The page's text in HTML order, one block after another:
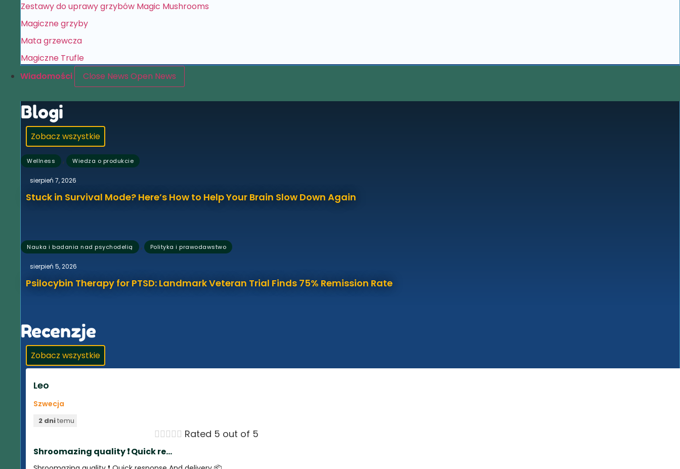
Zestawy do uprawy grzybów Magic Mushrooms
Magiczne grzyby
Mata grzewcza
Magiczne Trufle
Wiadomości
Close News Open News
Blogi
Zobacz wszystkie
Wellness , Wiedza o produkcie
sierpień 7, 2026
Stuck in Survival Mode? Here’s How to Help Your Brain Slow Down Again
Nauka i badania nad psychodelią , Polityka i prawodawstwo
sierpień 5, 2026
Psilocybin Therapy for PTSD: Landmark Veteran Trial Finds 75% Remission Rate
Recenzje
Zobacz wszystkie
Leo
Szwecja
2 dnitemu
 Rated 5 out of 5
Shroomazing quality ❗️ Quick re...